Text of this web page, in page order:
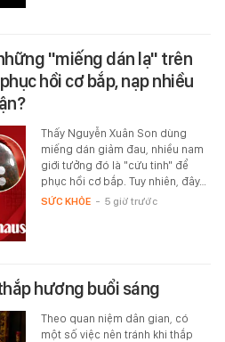
"miếng dán lạ" trên
hồi cơ bắp, nạp nhiều
Thấy Nguyễn Xuân Son dùng
miếng dán giảm đau, nhiều nam
giới tưởng đó là "cứu tinh" để
phục hồi cơ bắp. Tuy nhiên, đây…
SỨC KHỎE - 5 giờ trước
hương buổi sáng
Theo quan niệm dân gian, có
một số việc nên tránh khi thắp